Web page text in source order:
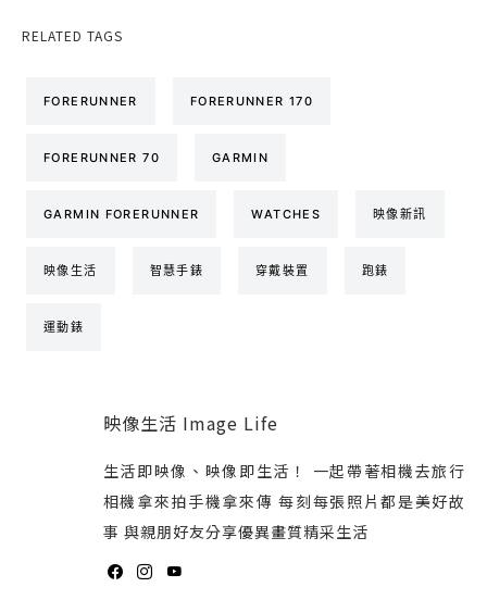
RELATED TAGS
FORERUNNER FORERUNNER 170
FORERUNNER 70 GARMIN
GARMIN FORERUNNER WATCHES 映像新訊
映像生活 智慧手錶 穿戴裝置 跑錶
運動錶
映像生活 Image Life
生活即映像、映像即生活！ 一起帶著相機去旅行
相機拿來拍手機拿來傳 每刻每張照片都是美好故
事 與親朋好友分享優異畫質精采生活